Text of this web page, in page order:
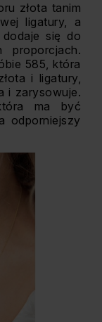
złota tanim
ligatury, a
się do
proporcjach.
585, która
i ligatury,
i zarysowuje.
ma być
odporniejszy